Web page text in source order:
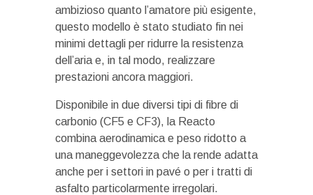
ambizioso quanto l’amatore più esigente,
questo modello è stato studiato fin nei
minimi dettagli per ridurre la resistenza
dell’aria e, in tal modo, realizzare
prestazioni ancora maggiori.
Disponibile in due diversi tipi di fibre di
carbonio (CF5 e CF3), la Reacto
combina aerodinamica e peso ridotto a
una maneggevolezza che la rende adatta
anche per i settori in pavé o per i tratti di
asfalto particolarmente irregolari.